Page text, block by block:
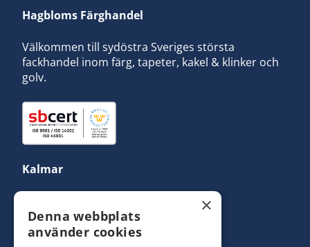
Hagbloms Färghandel
Välkommen till sydöstra Sveriges största
fackhandel inom färg, tapeter, kakel & klinker och
golv.
Kalmar
Yrkesbutik: 0480-44 28 08
info@hagblomsfarghandel.nu
×
Denna webbplats
använder cookies